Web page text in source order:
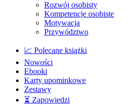
Rozwój osobisty
Kompetencje osobiste
Motywacja
Przywództwo
📈 Polecane książki
Nowości
Ebooki
Karty upominkowe
Zestawy
⏳ Zapowiedzi